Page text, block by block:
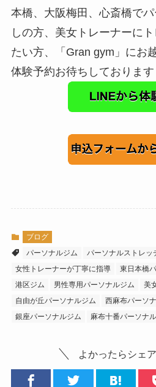
本橋、大阪梅田、心斎橋で
しの方、美女トレーナーに
たい方、「Gran gym」にお
体験予約お待ちしております
ブログ
パーソナルジム
パーソナルストレッ
女性トレーナーが丁寧に指導
東日本橋
港区ジム
男性専用パーソナルジム
美
自由が丘パーソナルジム
西麻布パーソ
銀座パーソナルジム
麻布十番パーソナ
よかったらシェ